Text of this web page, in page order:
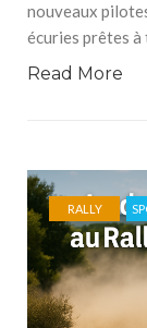
nouveaux
écuries prêtes
Read More
RALLY